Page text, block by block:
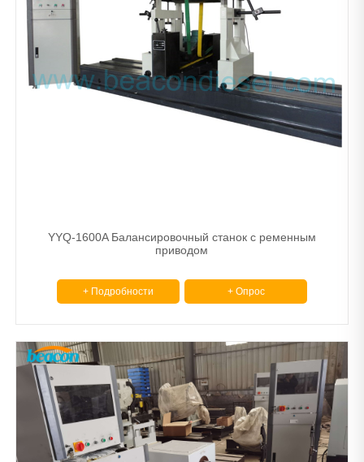
YYQ-1600A Балансировочный станок с ременным
приводом
+ Подробности + Опрос